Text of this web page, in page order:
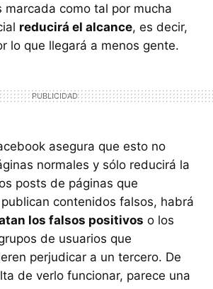
marcada como tal por mucha
reducirá el alcance, es decir,
lo que llegará a menos gente.
asegura que esto no
normales y sólo reducirá la
posts de páginas que
contenidos falsos, habrá
los falsos positivos o los
de usuarios que
perjudicar a un tercero. De
de verlo funcionar, parece una